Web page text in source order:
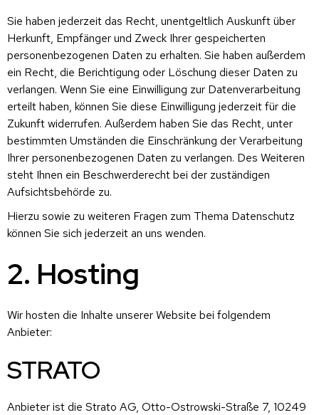
Sie haben jederzeit das Recht, unentgeltlich Auskunft über
Herkunft, Empfänger und Zweck Ihrer gespeicherten
personenbezogenen Daten zu erhalten. Sie haben außerdem
ein Recht, die Berichtigung oder Löschung dieser Daten zu
verlangen. Wenn Sie eine Einwilligung zur Datenverarbeitung
erteilt haben, können Sie diese Einwilligung jederzeit für die
Zukunft widerrufen. Außerdem haben Sie das Recht, unter
bestimmten Umständen die Einschränkung der Verarbeitung
Ihrer personenbezogenen Daten zu verlangen. Des Weiteren
steht Ihnen ein Beschwerderecht bei der zuständigen
Aufsichtsbehörde zu.
Hierzu sowie zu weiteren Fragen zum Thema Datenschutz
können Sie sich jederzeit an uns wenden.
2. Hosting
Wir hosten die Inhalte unserer Website bei folgendem
Anbieter:
STRATO
Anbieter ist die Strato AG, Otto-Ostrowski-Straße 7, 10249